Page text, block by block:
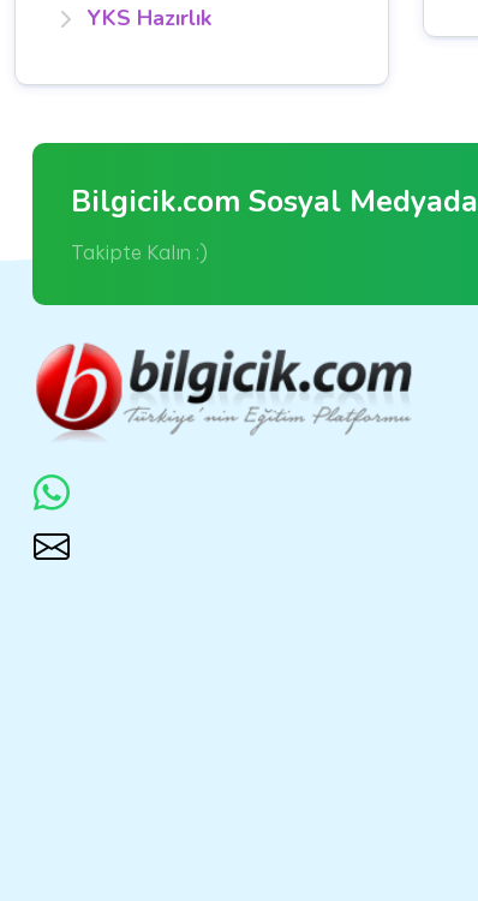
YKS Hazırlık
Bilgicik.com Sosyal Medyada
Takipte Kalın :)